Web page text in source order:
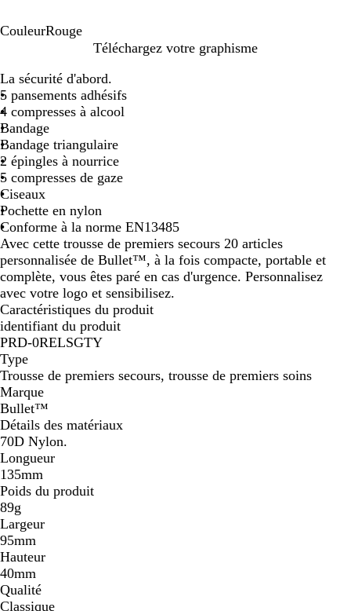
CouleurRouge
u
g
e
Téléchargez votre graphisme
La sécurité d'abord.
5 pansements adhésifs
4 compresses à alcool
Bandage
Bandage triangulaire
2 épingles à nourrice
5 compresses de gaze
Ciseaux
Pochette en nylon
Conforme à la norme EN13485
Avec cette trousse de premiers secours 20 articles
personnalisée de Bullet™, à la fois compacte, portable et
complète, vous êtes paré en cas d'urgence. Personnalisez
avec votre logo et sensibilisez.
Caractéristiques du produit
identifiant du produit
PRD-0RELSGTY
Type
Trousse de premiers secours, trousse de premiers soins
Marque
Bullet™
Détails des matériaux
70D Nylon.
Longueur
135mm
Poids du produit
89g
Largeur
95mm
Hauteur
40mm
Qualité
Classique